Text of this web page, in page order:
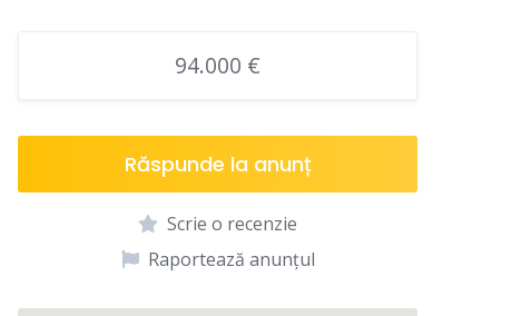
94.000 €
Răspunde la anunț
Scrie o recenzie
Raportează anunțul